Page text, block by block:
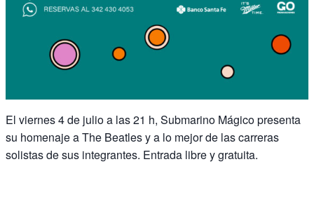
El viernes 4 de julio a las 21 h, Submarino Mágico presenta
su homenaje a The Beatles y a lo mejor de las carreras
solistas de sus integrantes. Entrada libre y gratuita.